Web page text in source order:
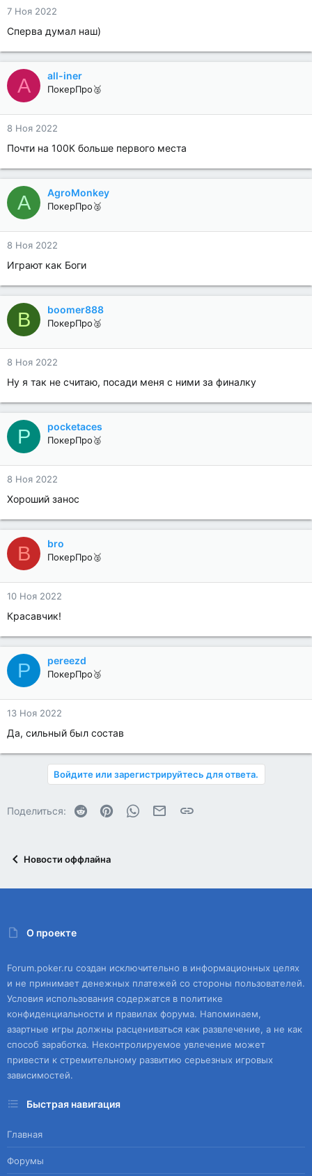
7 Ноя 2022
Сперва думал наш)
A all-iner
ПокерПро🥈
8 Ноя 2022
Почти на 100К больше первого места
A AgroMonkey
ПокерПро🥈
8 Ноя 2022
Играют как Боги
B boomer888
ПокерПро🥈
8 Ноя 2022
Ну я так не считаю, посади меня с ними за финалку
P pocketaces
ПокерПро🥈
8 Ноя 2022
Хороший занос
B bro
ПокерПро🥈
10 Ноя 2022
Красавчик!
P pereezd
ПокерПро🥉
13 Ноя 2022
Да, сильный был состав
Войдите или зарегистрируйтесь для ответа.
Поделиться: Reddit PinterestWhatsAppЭлектронная почта
Ссылка
Новости оффлайна
О проекте
Forum.poker.ru создан исключительно в информационных целях
и не принимает денежных платежей со стороны пользователей.
Условия использования содержатся в политике
конфиденциальности и правилах форума. Напоминаем,
азартные игры должны расцениваться как развлечение, а не как
способ заработка. Неконтролируемое увлечение может
привести к стремительному развитию серьезных игровых
зависимостей.
Быстрая навигация
Главная
Форумы